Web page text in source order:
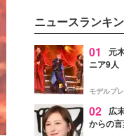
ニュースランキ
01
元
ニア9人
進んで夢
モデルプ
02
広
からの